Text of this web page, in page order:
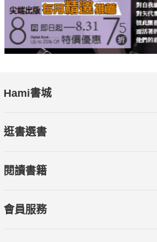
Hami書城
逛書選書
閱讀書籍
會員服務